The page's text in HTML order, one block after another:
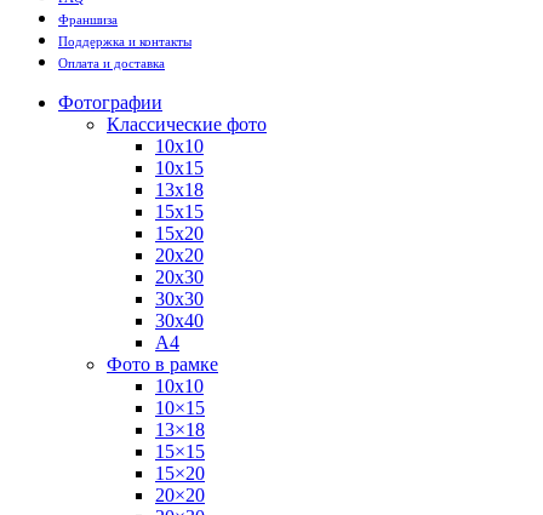
Франшиза
Поддержка и контакты
Оплата и доставка
Фотографии
Классические фото
10х10
10х15
13х18
15х15
15х20
20х20
20х30
30х30
30х40
А4
Фото в рамке
10х10
10×15
13×18
15×15
15×20
20×20